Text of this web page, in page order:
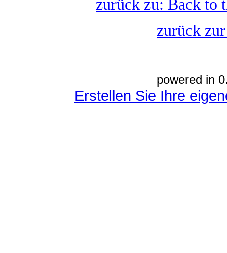
zurück zu: Back to
zurück
powered in
Erstellen Sie Ihre